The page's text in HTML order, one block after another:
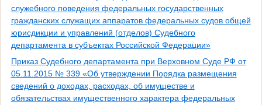
служебного поведения федеральных государственных
гражданских служащих аппаратов федеральных судов общей
юрисдикции и управлений (отделов) Судебного
департамента в субъектах Российской Федерации»
Приказ Судебного департамента при Верховном Суде РФ от
05.11.2015 № 339 «Об утверждении Порядка размещения
сведений о доходах, расходах, об имуществе и
обязательствах имущественного характера федеральных